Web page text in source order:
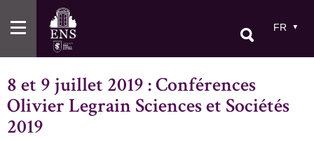
au
contenu
FR
8 et 9 juillet 2019 : Conférences
Olivier Legrain Sciences et Sociétés
2019